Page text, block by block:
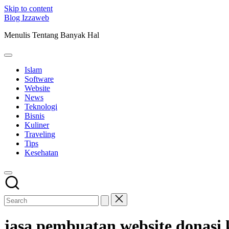
Skip to content
Blog Izzaweb
Menulis Tentang Banyak Hal
Islam
Software
Website
News
Teknologi
Bisnis
Kuliner
Traveling
Tips
Kesehatan